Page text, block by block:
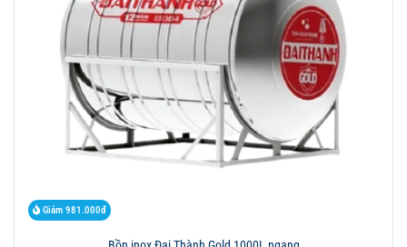
Giảm 981.000đ